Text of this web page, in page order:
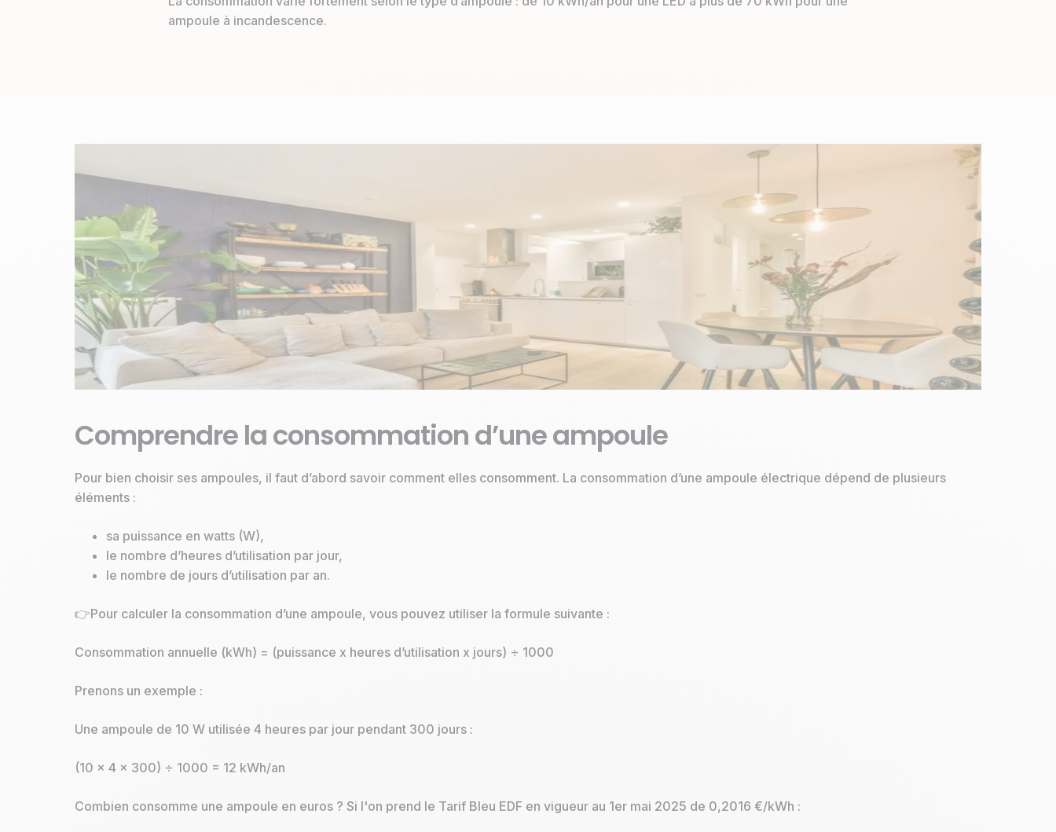
ampoule à incandescence.
Comprendre la consommation d’une ampoule
Pour bien choisir ses ampoules, il faut d’abord savoir comment elles consomment. La consommation d’une ampoule électrique dépend de plusieurs
éléments :
sa puissance en watts (W),
le nombre d’heures d’utilisation par jour,
le nombre de jours d’utilisation par an.
👉Pour calculer la consommation d’une ampoule, vous pouvez utiliser la formule suivante :
Consommation annuelle (kWh) = (puissance x heures d’utilisation x jours) ÷ 1000
Prenons un exemple :
Une ampoule de 10 W utilisée 4 heures par jour pendant 300 jours :
(10 × 4 × 300) ÷ 1000 = 12 kWh/an
Combien consomme une ampoule en euros ? Si l'on prend le Tarif Bleu EDF en vigueur au 1er mai 2025 de 0,2016 €/kWh :